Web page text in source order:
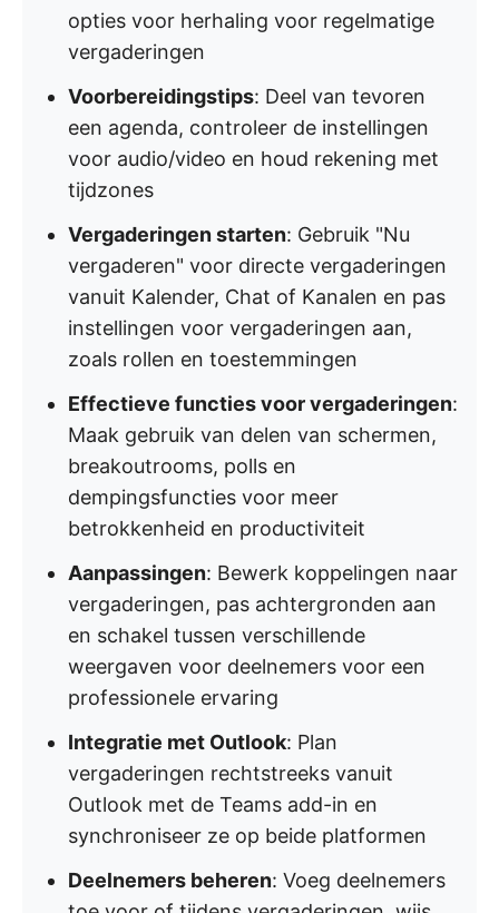
opties voor herhaling voor regelmatige
vergaderingen
Voorbereidingstips: Deel van tevoren
een agenda, controleer de instellingen
voor audio/video en houd rekening met
tijdzones
Vergaderingen starten: Gebruik "Nu
vergaderen" voor directe vergaderingen
vanuit Kalender, Chat of Kanalen en pas
instellingen voor vergaderingen aan,
zoals rollen en toestemmingen
Effectieve functies voor vergaderingen:
Maak gebruik van delen van schermen,
breakoutrooms, polls en
dempingsfuncties voor meer
betrokkenheid en productiviteit
Aanpassingen: Bewerk koppelingen naar
vergaderingen, pas achtergronden aan
en schakel tussen verschillende
weergaven voor deelnemers voor een
professionele ervaring
Integratie met Outlook: Plan
vergaderingen rechtstreeks vanuit
Outlook met de Teams add-in en
synchroniseer ze op beide platformen
Deelnemers beheren: Voeg deelnemers